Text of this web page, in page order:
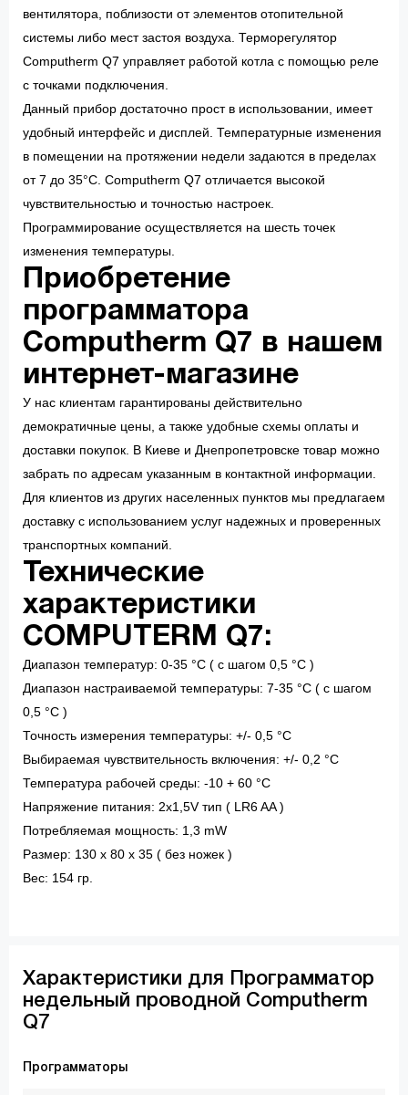
вентилятора, поблизости от элементов отопительной
системы либо мест застоя воздуха. Терморегулятор
Computherm Q7 управляет работой котла с помощью реле
с точками подключения.
Данный прибор достаточно прост в использовании, имеет
удобный интерфейс и дисплей. Температурные изменения
в помещении на протяжении недели задаются в пределах
от 7 до 35°С. Computherm Q7 отличается высокой
чувствительностью и точностью настроек.
Программирование осуществляется на шесть точек
изменения температуры.
Приобретение
программатора
Computherm Q7 в нашем
интернет-магазине
У нас клиентам гарантированы действительно
демократичные цены, а также удобные схемы оплаты и
доставки покупок. В Киеве и Днепропетровске товар можно
забрать по адресам указанным в контактной информации.
Для клиентов из других населенных пунктов мы предлагаем
доставку с использованием услуг надежных и проверенных
транспортных компаний.
Технические
характеристики
COMPUTERM Q7:
Диапазон температур: 0-35 °С ( c шагом 0,5 °С )
Диапазон настраиваемой температуры: 7-35 °С ( c шагом
0,5 °С )
Точность измерения температуры: +/- 0,5 °С
Выбираемая чувствительность включения: +/- 0,2 °С
Температура рабочей среды: -10 + 60 °С
Напряжение питания: 2х1,5V тип ( LR6 AA )
Потребляемая мощность: 1,3 mW
Размер: 130 х 80 х 35 ( без ножек )
Вес: 154 гр.
Характеристики для Программатор
недельный проводной Сomputherm
Q7
Программаторы